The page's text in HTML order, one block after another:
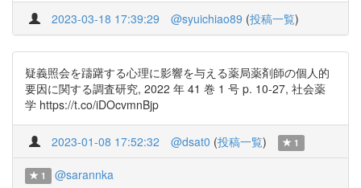
2023-03-18 17:39:29 @syuichiao89 (投稿一覧)
疑義照会を躊躇する心理に影響を与える薬局薬剤師の個人的
要因に関する調査研究, 2022 年 41 巻 1 号 p. 10-27, 社会薬
学 https://t.co/iDOcvmnBjp
2023-01-08 17:52:32 @dsat0 (投稿一覧) 1
1 @sarannka